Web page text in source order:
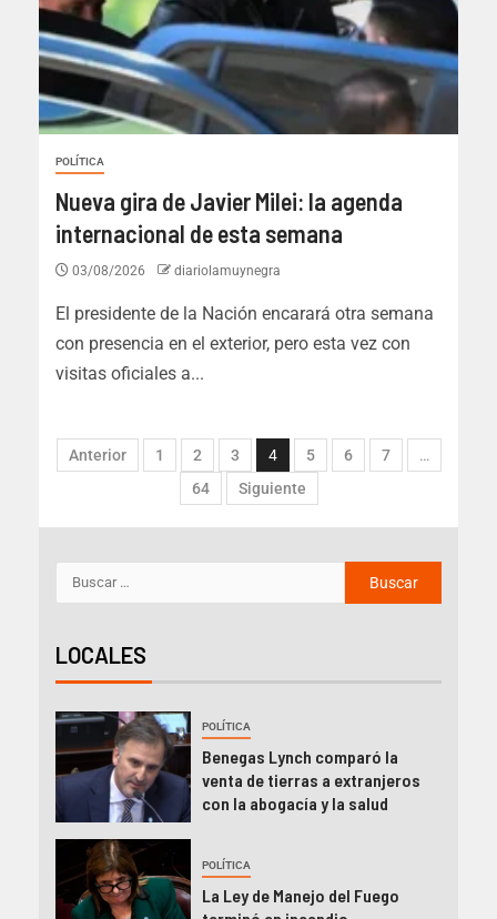
POLÍTICA
Nueva gira de Javier Milei: la agenda
internacional de esta semana
03/08/2026 diariolamuynegra
El presidente de la Nación encarará otra semana
con presencia en el exterior, pero esta vez con
visitas oficiales a...
Anterior 1 2 3 4 5 6 7
…
64
Siguiente
LOCALES
POLÍTICA
Benegas Lynch comparó la
venta de tierras a extranjeros
con la abogacía y la salud
POLÍTICA
La Ley de Manejo del Fuego